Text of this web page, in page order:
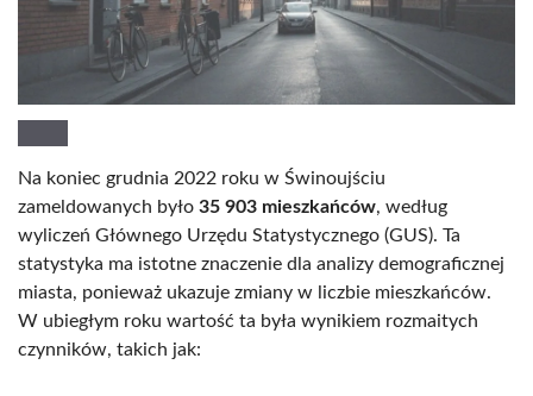
Na koniec grudnia 2022 roku w Świnoujściu
zameldowanych było 35 903 mieszkańców, według
wyliczeń Głównego Urzędu Statystycznego (GUS). Ta
statystyka ma istotne znaczenie dla analizy demograficznej
miasta, ponieważ ukazuje zmiany w liczbie mieszkańców.
W ubiegłym roku wartość ta była wynikiem rozmaitych
czynników, takich jak: